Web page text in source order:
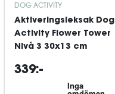
DOG ACTIVITY
Aktiveringsleksak Dog
Activity Flower Tower
Nivå 3 30x13 cm
339:-